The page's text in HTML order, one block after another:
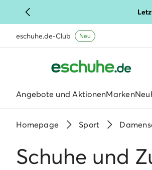
eschuhe.de-Club Neu
Angebote und AktionenMarken
Homepage Sport
Schuhe und